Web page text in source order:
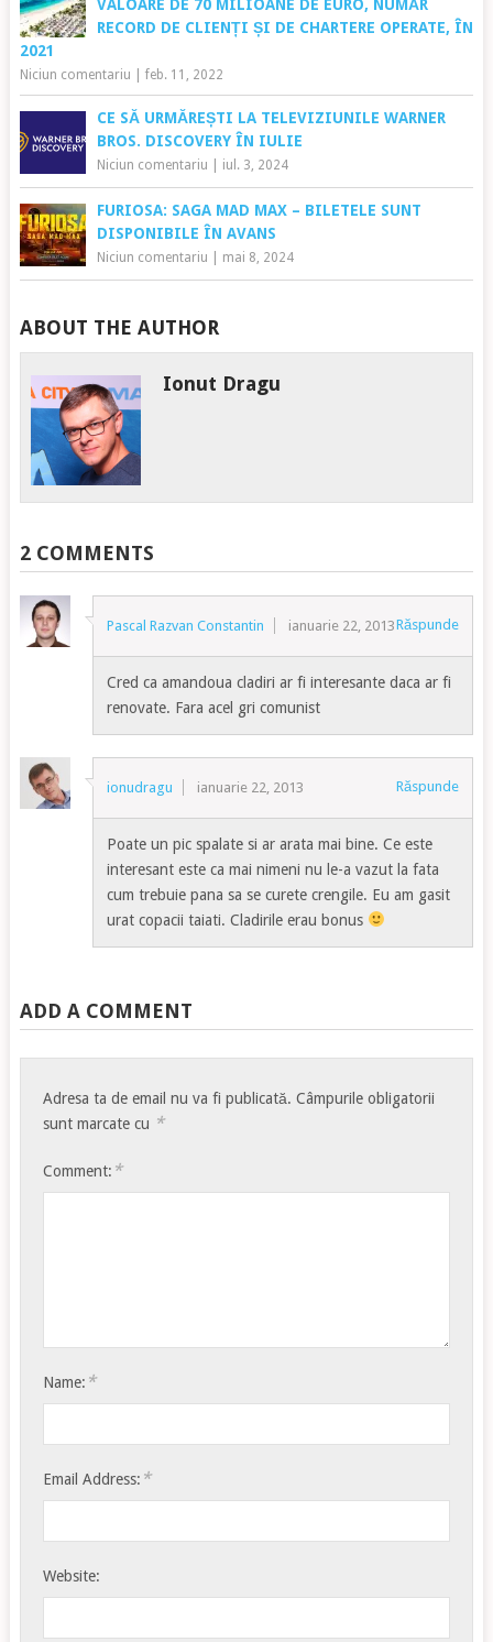
VALOARE DE 70 MILIOANE DE EURO, NUMĂR
RECORD DE CLIENȚI ȘI DE CHARTERE OPERATE, ÎN
2021
Niciun comentariu feb. 11, 2022
CE SĂ URMĂREȘTI LA TELEVIZIUNILE WARNER
BROS. DISCOVERY ÎN IULIE
Niciun comentariu iul. 3, 2024
FURIOSA: SAGA MAD MAX – BILETELE SUNT
DISPONIBILE ÎN AVANS
Niciun comentariu mai 8, 2024
ABOUT THE AUTHOR
Ionut Dragu
2 COMMENTS
Pascal Razvan Constantin ianuarie 22, 2013Răspunde
Cred ca amandoua cladiri ar fi interesante daca ar fi
renovate. Fara acel gri comunist
ionudragu ianuarie 22, 2013 Răspunde
Poate un pic spalate si ar arata mai bine. Ce este
interesant este ca mai nimeni nu le-a vazut la fata
cum trebuie pana sa se curete crengile. Eu am gasit
urat copacii taiati. Cladirile erau bonus
ADD A COMMENT
Adresa ta de email nu va fi publicată. Câmpurile obligatorii
sunt marcate cu *
Comment: *
Name: *
Email Address: *
Website: